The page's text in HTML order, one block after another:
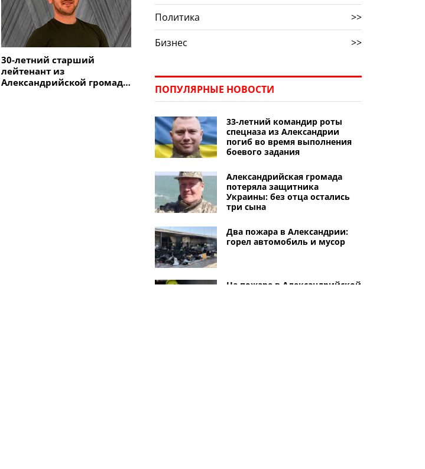
30-летний старший
лейтенант из
Александрийской громады
Политика
>>
Бизнес
>>
ПОПУЛЯРНЫЕ НОВОСТИ
33-летний командир роты
спецназа из Александрии
погиб во время выполнения
боевого задания
Александрийская громада
потеряла защитника
Украины: без отца остались
три сына
Два пожара в Александрии:
горел автомобиль и мусор
На пожаре в Александрийской